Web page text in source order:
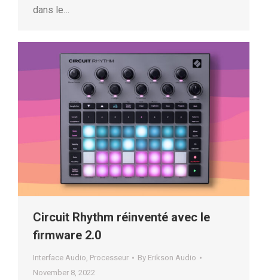
dans le…
Circuit Rhythm réinventé avec le
firmware 2.0
Interface Audio, Processeur By Erikson Audio
November 8, 2022